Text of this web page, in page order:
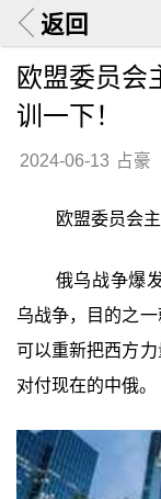
返回
欧盟委员会
训一下！
2024-06-13 占豪
欧盟委员会
俄乌战争爆
乌战争，目的之
可以重新把西方
对付现在的中俄。